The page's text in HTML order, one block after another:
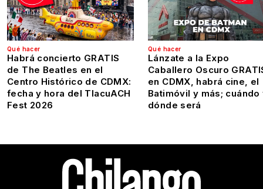
Qué hacer
Habrá concierto GRATIS
de The Beatles en el
Centro Histórico de CDMX:
fecha y hora del TlacuACH
Fest 2026
Qué hacer
Lánzate a la Expo
Caballero Oscuro
en CDMX, habrá cine, el
Batimóvil y más; cuándo
dónde será